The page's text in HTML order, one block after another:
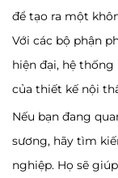
để tạo ra một
Với các bộ phận
hiện đại, hệ
của thiết kế nội
Nếu bạn đang
sương, hãy tìm
nghiệp. Họ sẽ